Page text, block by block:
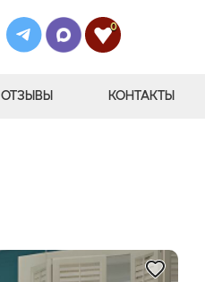
0
ОТЗЫВЫ КОНТАКТЫ